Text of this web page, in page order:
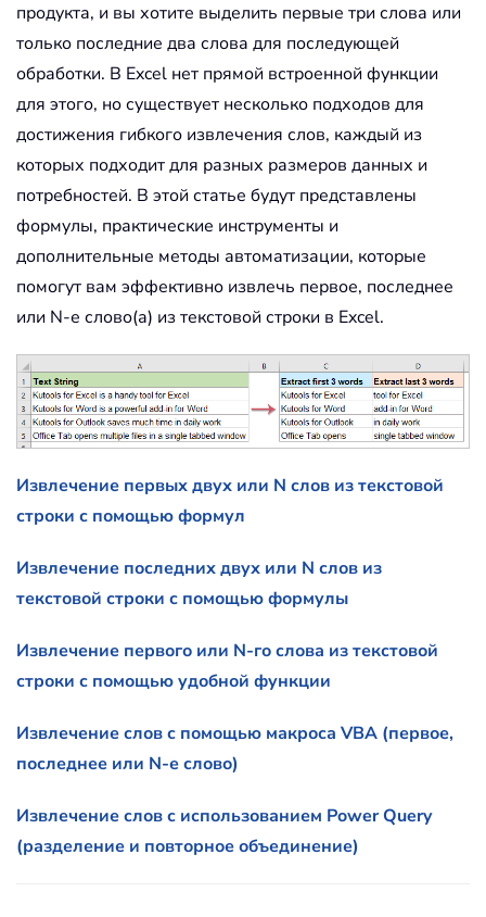
продукта, и вы хотите выделить первые три слова или
только последние два слова для последующей
обработки. В Excel нет прямой встроенной функции
для этого, но существует несколько подходов для
достижения гибкого извлечения слов, каждый из
которых подходит для разных размеров данных и
потребностей. В этой статье будут представлены
формулы, практические инструменты и
дополнительные методы автоматизации, которые
помогут вам эффективно извлечь первое, последнее
или N-е слово(а) из текстовой строки в Excel.
Извлечение первых двух или N слов из текстовой
строки с помощью формул
Извлечение последних двух или N слов из
текстовой строки с помощью формулы
Извлечение первого или N-го слова из текстовой
строки с помощью удобной функции
Извлечение слов с помощью макроса VBA (первое,
последнее или N-е слово)
Извлечение слов с использованием Power Query
(разделение и повторное объединение)